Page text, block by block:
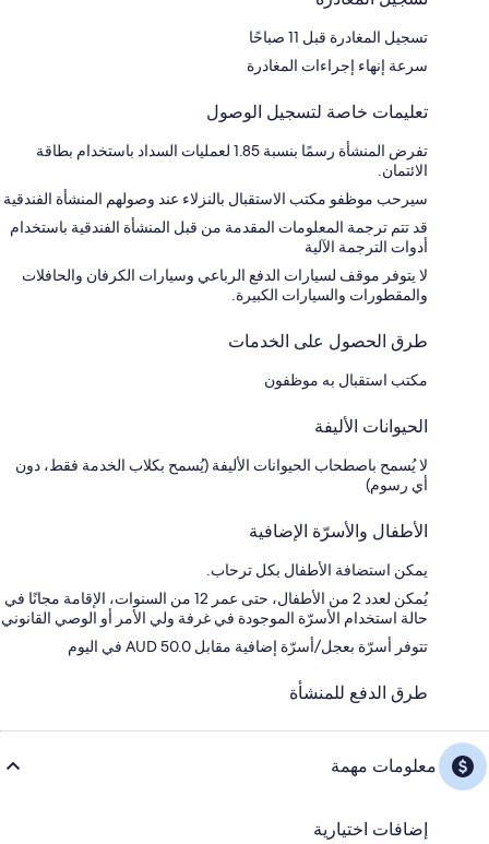
تسجيل المغادرة قبل 11 صباحًا
سرعة إنهاء إجراءات المغادرة
تعليمات خاصة لتسجيل الوصول
تفرض المنشأة رسمًا بنسبة 1.85 لعمليات السداد باستخدام بطاقة
الائتمان.
سيرحب موظفو مكتب الاستقبال بالنزلاء عند وصولهم المنشأة الفندقية
قد تتم ترجمة المعلومات المقدمة من قبل المنشأة الفندقية باستخدام
أدوات الترجمة الآلية
لا يتوفر موقف لسيارات الدفع الرباعي وسيارات الكرفان والحافلات
والمقطورات والسيارات الكبيرة.
طرق الحصول على الخدمات
مكتب استقبال به موظفون
الحيوانات الأليفة
لا يُسمح باصطحاب الحيوانات الأليفة (يُسمح بكلاب الخدمة فقط، دون
أي رسوم)
الأطفال والأسرّة الإضافية
يمكن استضافة الأطفال بكل ترحاب.
يُمكن لعدد 2 من الأطفال، حتى عمر 12 من السنوات، الإقامة مجانًا في
حالة استخدام الأسرّة الموجودة في غرفة ولي الأمر أو الوصي القانوني
تتوفر أسرّة بعجل/أسرّة إضافية مقابل AUD 50.0 في اليوم
طرق الدفع للمنشأة
معلومات مهمة
إضافات اختيارية